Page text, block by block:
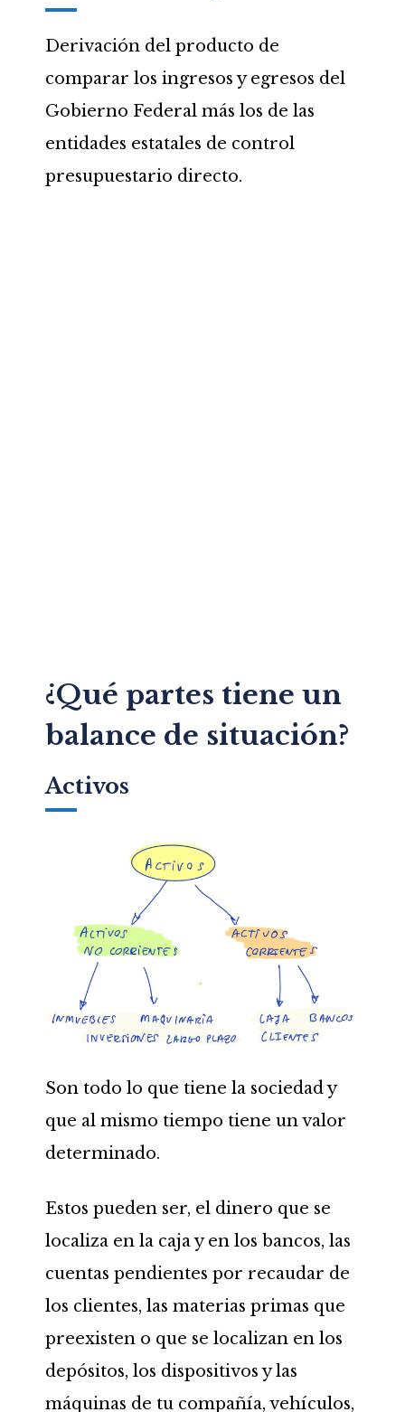
Derivación del producto de
comparar los ingresos y egresos del
Gobierno Federal más los de las
entidades estatales de control
presupuestario directo.
¿Qué partes tiene un
balance de situación?
Activos
Son todo lo que tiene la sociedad y
que al mismo tiempo tiene un valor
determinado.
Estos pueden ser, el dinero que se
localiza en la caja y en los bancos, las
cuentas pendientes por recaudar de
los clientes, las materias primas que
preexisten o que se localizan en los
depósitos, los dispositivos y las
máquinas de tu compañía, vehículos,